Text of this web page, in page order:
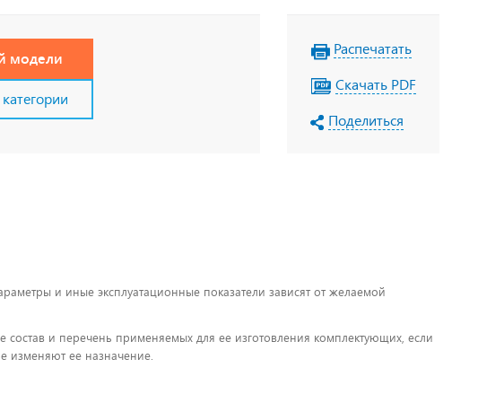
модели
Распечатать
Скачать PDF
Поделиться
и иные эксплуатационные показатели зависят от желаемой
состав и перечень применяемых для ее изготовления комплектующих, если
изменяют ее назначение.